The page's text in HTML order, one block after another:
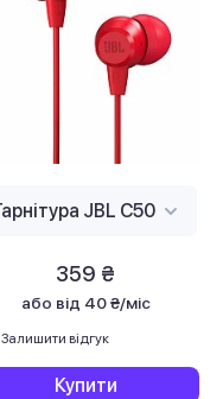
359 ₴
або від 40 ₴/міс
Залишити відгук
Купити